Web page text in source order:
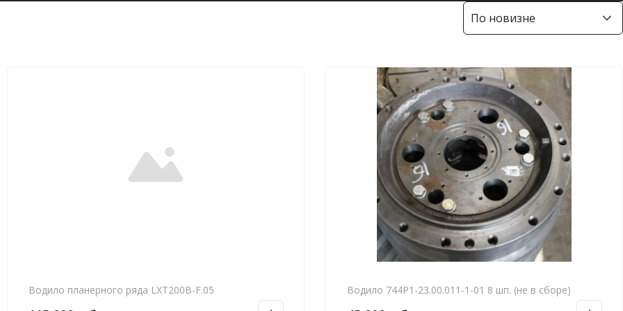
Водило планерного ряда LXT200B-F.05 Водило 744Р1-23.00.011-1-01 8 шп. (не в сборе)